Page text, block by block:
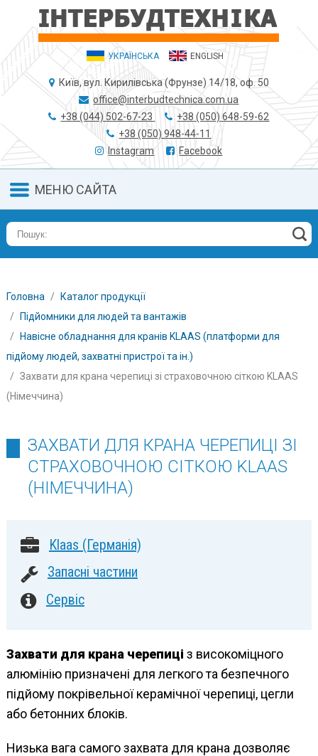
УКРАЇНСЬКА ENGLISH
Київ, вул. Кирилівська (Фрунзе) 14/18, оф. 50
office@interbudtechnica.com.ua
+38 (044) 502-67-23
+38 (050) 648-59-62
+38 (050) 948-44-11
Instagram
Facebook
МЕНЮ САЙТА
Головна
Каталог продукції
Підйомники для людей та вантажів
Навісне обладнання для кранів KLAAS (платформи для
підйому людей, захватні пристрої та ін.)
Захвати для крана черепиці зі страховочною сіткою KLAAS
(Німеччина)
ЗАХВАТИ ДЛЯ КРАНА ЧЕРЕПИЦІ ЗІ
СТРАХОВОЧНОЮ СІТКОЮ KLAAS
(НІМЕЧЧИНА)
Klaas (Германія)
Запасні частини
Сервіс
Захвати для крана черепиці з високоміцного
алюмінію призначені для легкого та безпечного
підйому покрівельної керамічної черепиці, цегли
або бетонних блоків.
Низька вага самого захвата для крана дозволяє